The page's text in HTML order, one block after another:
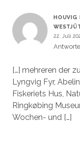
HOUVIG
22. Juli
[…] mehreren der
Lyngvig Fyr,
Fiskeriets Hus,
Ringkøbing
Wochen- und […]